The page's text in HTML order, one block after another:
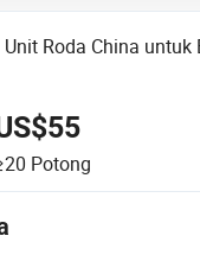
Roda China untuk
Potong